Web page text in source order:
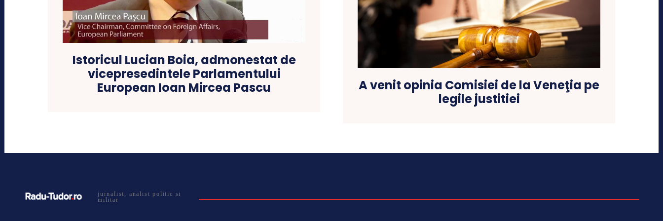
Istoricul Lucian Boia, admonestat de
vicepresedintele Parlamentului
European Ioan Mircea Pascu
A venit opinia Comisiei de la Veneţia pe
legile justitiei
jurnalist, analist politic si
militar